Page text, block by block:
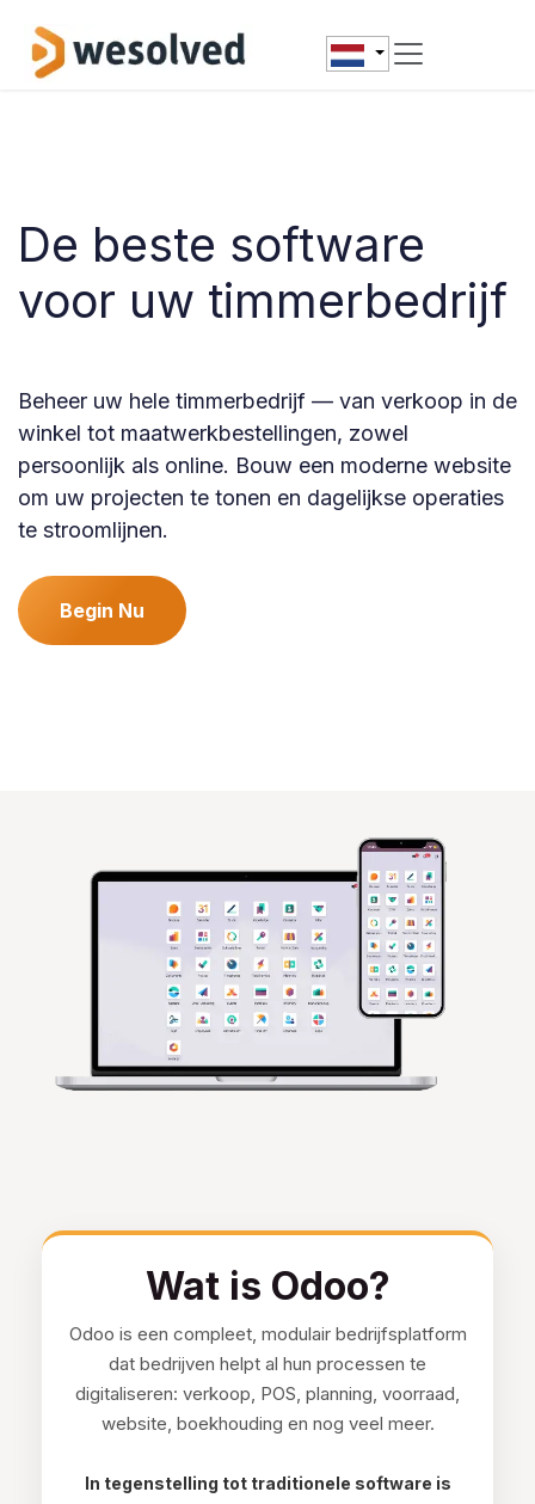
De beste software
voor uw timmerbedrijf
Beheer uw hele timmerbedrijf — van verkoop in de
winkel tot maatwerkbestellingen, zowel
persoonlijk als online. Bouw een moderne website
om uw projecten te tonen en dagelijkse operaties
te stroomlijnen.
Begin Nu
Wat is Odoo?
Odoo is een compleet, modulair bedrijfsplatform
dat bedrijven helpt al hun processen te
digitaliseren: verkoop, POS, planning, voorraad,
website, boekhouding en nog veel meer.
In tegenstelling tot traditionele software is